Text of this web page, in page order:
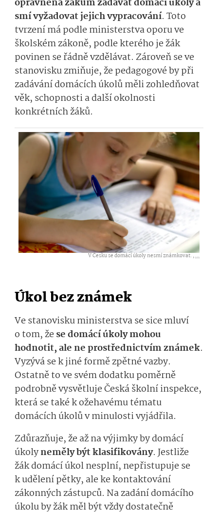
oprávněna žákům zadávat domácí úkoly a
smí vyžadovat jejich vypracování. Toto
tvrzení má podle ministerstva oporu ve
školském zákoně, podle kterého je žák
povinen se řádně vzdělávat. Zároveň se ve
stanovisku zmiňuje, že pedagogové by při
zadávání domácích úkolů měli zohledňovat
věk, schopnosti a další okolnosti
konkrétních žáků.
V Česku se domácí úkoly nesmí známkovat. ,...
Úkol bez známek
Ve stanovisku ministerstva se sice mluví
o tom, žese domácí úkoly mohou
hodnotit, ale ne prostřednictvím známek.
Vyzývá se k jiné formě zpětné vazby.
Ostatně to ve svém dodatku poměrně
podrobně vysvětluje Česká školní inspekce,
která se také k ožehavému tématu
domácích úkolů v minulosti vyjádřila.
Zdůrazňuje, že až na výjimky by domácí
úkolyneměly být klasifikovány. Jestliže
žák domácí úkol nesplní, nepřistupuje se
k udělení pětky, ale ke kontaktování
zákonných zástupců. Na zadání domácího
úkolu by žák měl být vždy dostatečně